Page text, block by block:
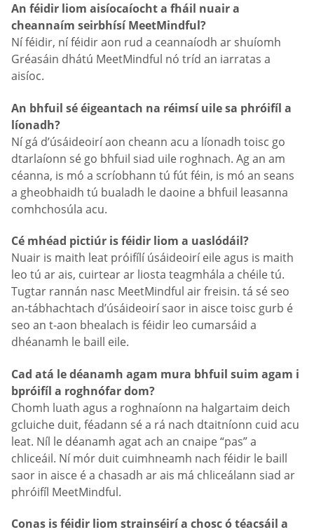
An féidir liom aisíocaíocht a fháil nuair a
cheannaím seirbhísí MeetMindful?
Ní féidir, ní féidir aon rud a ceannaíodh ar shuíomh
Gréasáin dhátú MeetMindful nó tríd an iarratas a
aisíoc.
An bhfuil sé éigeantach na réimsí uile sa phróifíl a
líonadh?
Ní gá d’úsáideoirí aon cheann acu a líonadh toisc go
dtarlaíonn sé go bhfuil siad uile roghnach. Ag an am
céanna, is mó a scríobhann tú fút féin, is mó an seans
a gheobhaidh tú bualadh le daoine a bhfuil leasanna
comhchosúla acu.
Cé mhéad pictiúr is féidir liom a uaslódáil?
Nuair is maith leat próifílí úsáideoirí eile agus is maith
leo tú ar ais, cuirtear ar liosta teagmhála a chéile tú.
Tugtar rannán nasc MeetMindful air freisin. tá sé seo
an-tábhachtach d’úsáideoirí saor in aisce toisc gurb é
seo an t-aon bhealach is féidir leo cumarsáid a
dhéanamh le baill eile.
Cad atá le déanamh agam mura bhfuil suim agam i
bpróifíl a roghnófar dom?
Chomh luath agus a roghnaíonn na halgartaim deich
gcluiche duit, féadann sé a rá nach dtaitníonn cuid acu
leat. Níl le déanamh agat ach an cnaipe “pas” a
chliceáil. Ní mór duit cuimhneamh nach féidir le baill
saor in aisce é a chasadh ar ais má chliceálann siad ar
phróifíl MeetMindful.
Conas is féidir liom strainséirí a chosc ó téacsáil a